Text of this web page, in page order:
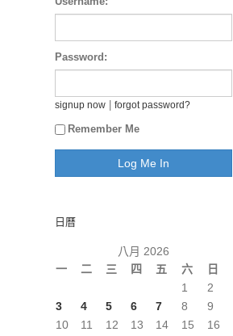
Password:
signup now forgot password?
Remember Me
日曆
八月 2026
一
二 三 四 五 六 日
1
2
3
4 5 6 7 8
9
10
11 12 13 14 15
16